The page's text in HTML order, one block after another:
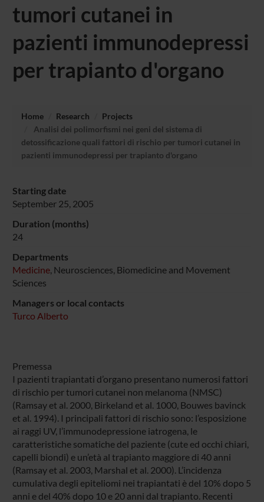
tumori cutanei in
pazienti immunodepressi
per trapianto d'organo
Home Research
Projects
Analisi dei polimorfismi nei geni del sistema di
detossificazione quali fattori di rischio per tumori cutanei in
pazienti immunodepressi per trapianto d'organo
Starting date
September 25, 2005
Duration (months)
24
Departments
Medicine, Neurosciences, Biomedicine and Movement
Sciences
Managers or local contacts
Turco Alberto
Premessa
I pazienti trapiantati d’organo presentano numerosi fattori
di rischio per tumori cutanei non melanoma (NMSC)
(Ramsay et al. 2000, Birkeland et al. 1000, Bouwes bavinck
et al. 1994). I principali fattori di rischio sono: l’esposizione
ai raggi UV, l’immunodepressione iatrogena, le
caratteristiche somatiche del paziente (cute ed occhi chiari,
capelli biondi) e un’età al trapianto maggiore di 40 anni
(Ramsay et al. 2003, Marshal et al. 2000). L’incidenza
cumulativa degli epiteliomi nei trapiantati è del 10% dopo 5
anni e del 40% dopo 10 e 20 anni dal trapianto. Recenti